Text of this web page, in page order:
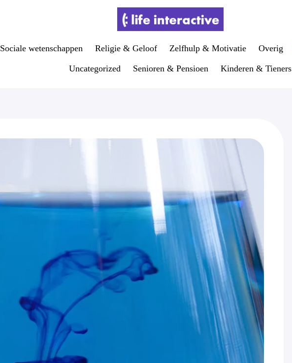
Sociale wetenschappen Religie & Geloof Zelfhulp & Motivatie Overig
Uncategorized Senioren & Pensioen Kinderen & Tieners